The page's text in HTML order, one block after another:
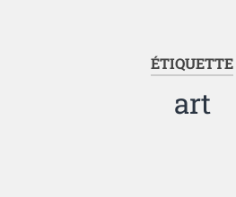
ÉTIQUETTE
art